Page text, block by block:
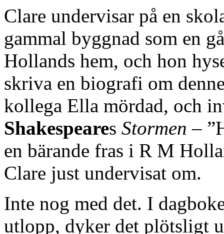
Clare undervisar på en
gammal byggnad som en
Hollands hem, och hon
skriva en biografi om
kollega Ella mördad, och
Shakespeares Stormen –
en bärande fras i R M
Clare just undervisat om.
Inte nog med det. I
utlopp, dyker det plötsligt